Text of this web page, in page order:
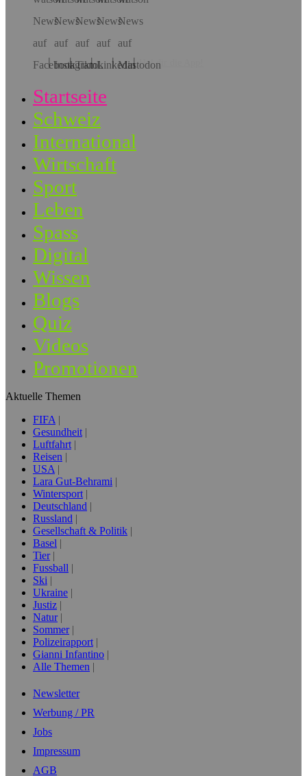
Hol dir die App!
Startseite
Schweiz
International
Wirtschaft
Sport
Leben
Spass
Digital
Wissen
Blogs
Quiz
Videos
Promotionen
Aktuelle Themen
FIFA
Gesundheit
Luftfahrt
Reisen
USA
Lara Gut-Behrami
Wintersport
Deutschland
Russland
Gesellschaft & Politik
Basel
Tier
Fussball
Ski
Ukraine
Justiz
Natur
Sommer
Polizeirapport
Gianni Infantino
Alle Themen
Newsletter
Werbung / PR
Jobs
Impressum
AGB